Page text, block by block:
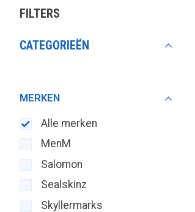
FILTERS
CATEGORIEËN
MERKEN
Alle merken
MenM
Salomon
Sealskinz
Skyllermarks